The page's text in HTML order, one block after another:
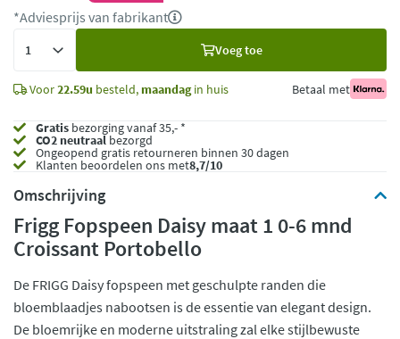
*Adviesprijs van fabrikant
Voeg toe
Voor22.59u besteld, maandagin huis Betaal met
Gratis bezorging vanaf 35,- *
CO2 neutraalbezorgd
Ongeopend gratis retourneren binnen 30 dagen
Klanten beoordelen ons met8,7/10
Omschrijving
Frigg Fopspeen Daisy maat 1 0-6 mnd
Croissant Portobello
De FRIGG Daisy fopspeen met geschulpte randen die
bloemblaadjes nabootsen is de essentie van elegant design.
De bloemrijke en moderne uitstraling zal elke stijlbewuste